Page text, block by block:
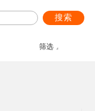
搜索
筛选